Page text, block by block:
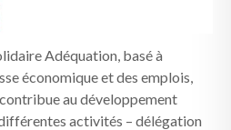
Adéquation, basé à
économique et des emplois,
au développement
activités – délégation